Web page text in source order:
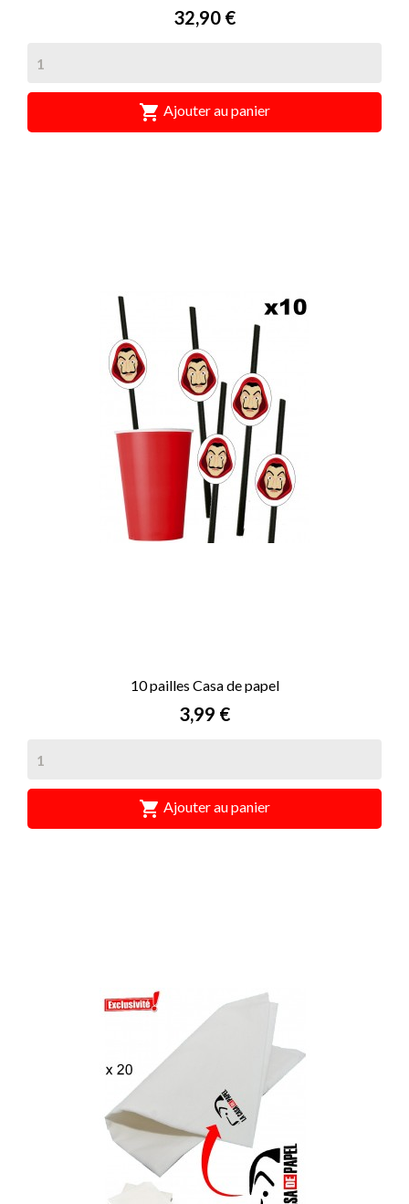
Prix
32,90 €
 Ajouter au panier
10 pailles Casa de papel
Prix
3,99 €
 Ajouter au panier